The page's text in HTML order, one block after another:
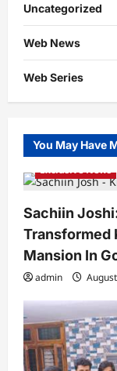
Uncategorized
Web News
Web Series
You May Have
Exclusive News
Sachiin
Transformed
Mansion In
admin